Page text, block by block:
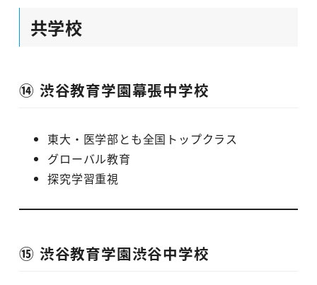
共学校
⑭ 渋谷教育学園幕張中学校
東大・医学部とも全国トップクラス
グローバル教育
探究学習重視
⑮ 渋谷教育学園渋谷中学校